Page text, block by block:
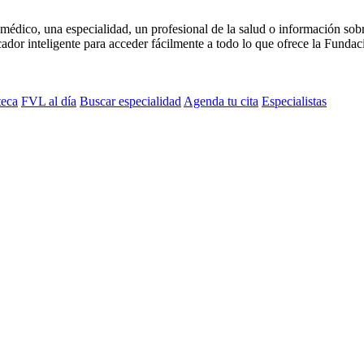
una especialidad, un profesional de la salud o información
inteligente para acceder fácilmente a todo lo que ofrece la
FVL al día Buscar especialidad Agenda tu cita Especialistas